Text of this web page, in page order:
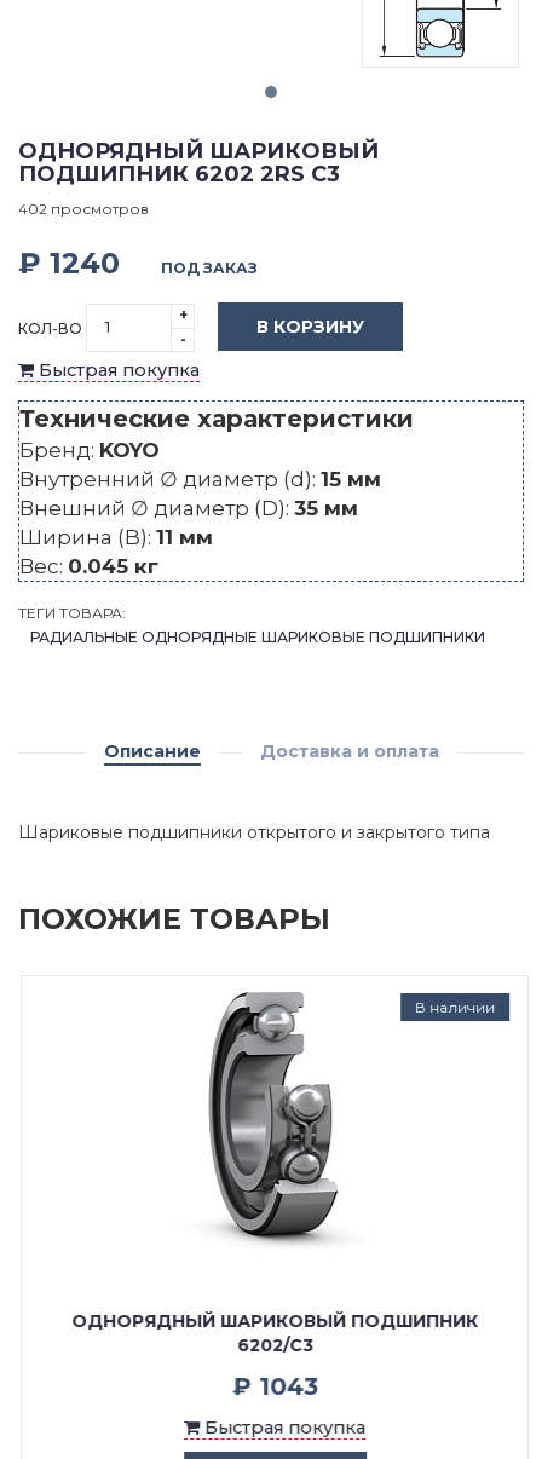
ОДНОРЯДНЫЙ ШАРИКОВЫЙ
ПОДШИПНИК 6202 2RS C3
402 просмотров
₽ 1240 ПОД ЗАКАЗ
КОЛ-ВО
+
-
В КОРЗИНУ
Быстрая покупка
Технические характеристики
Бренд: KOYO
Внутренний ∅ диаметр (d): 15 мм
Внешний ∅ диаметр (D): 35 мм
Ширина (B): 11 мм
Вес: 0.045 кг
ТЕГИ ТОВАРА:
РАДИАЛЬНЫЕ ОДНОРЯДНЫЕ ШАРИКОВЫЕ ПОДШИПНИКИ
Описание Доставка и оплата
Шариковые подшипники открытого и закрытого типа
ПОХОЖИЕ ТОВАРЫ
В наличии
ОДНОРЯДНЫЙ ШАРИКОВЫЙ ПОДШИПНИК
6202/C3
₽ 1043
Быстрая покупка